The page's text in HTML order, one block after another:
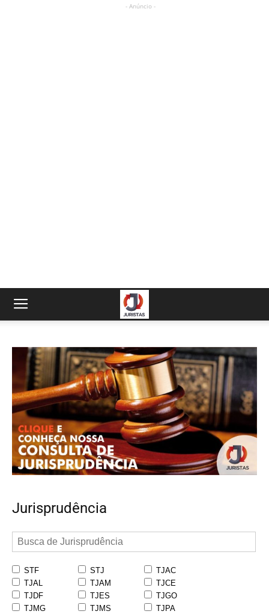
- Anúncio -
Jurisprudência
STF STJ
TJAC
TJAL
TJAM
TJCE
TJDF
TJES
TJGO
TJMG
TJMS
TJPA